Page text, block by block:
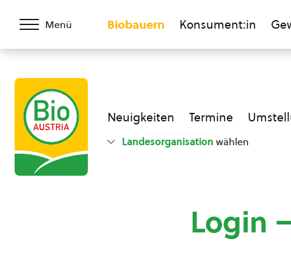
Menü Biobauern Konsument:in
Neuigkeiten Termine
Landesorganisation wählen
Login